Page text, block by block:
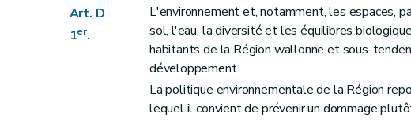
Art. D14
Art. D15
Art. D16
Art. D17
Section 2 Exceptions à la mise à disposition
Art. D18
Art. D
1er.
L'environnement et, notamment, les espaces,
sol, l'eau, la diversité et les équilibres
habitants de la Région wallonne et sous-
développement.
La politique environnementale de la Région
lequel il convient de prévenir un dommage